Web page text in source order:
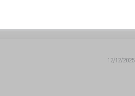
12/12/2025